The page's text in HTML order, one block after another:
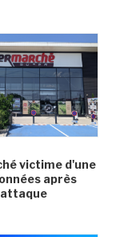
victime d'une
après